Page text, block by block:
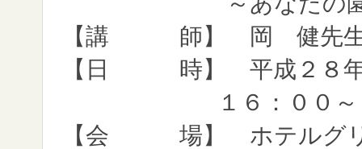
【講 師】 岡 健先生
【日 時】 平成２８年
１６：００～１８：
【会 場】 ホテルグリ